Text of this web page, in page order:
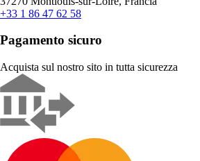
+33 1 86 47 62 58
Pagamento sicuro
Acquista sul nostro sito in tutta sicurezza